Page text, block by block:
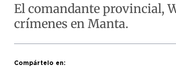
El comandante provincial,
crímenes en Manta.
Compártelo en: